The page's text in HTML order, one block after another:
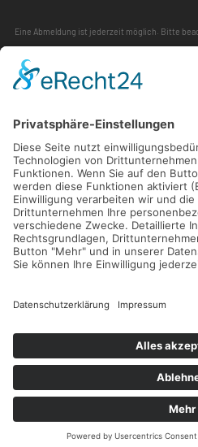
Eine Abmeldung ist jederzeit möglich. Bitte
ABONNIEREN
IMPRESSUM
© 2026 TENNISTRAVELLER. ALLE RECHTE